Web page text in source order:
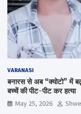
VARANASI
बनारस से अब “क्योटो” में
बच्चें की पीट-पीट कर हत्या
May 25, 2026